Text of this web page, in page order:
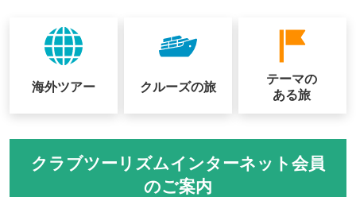
海外ツアー クルーズの旅
テーマの
ある旅
クラブツーリズムインターネット会員
のご案内